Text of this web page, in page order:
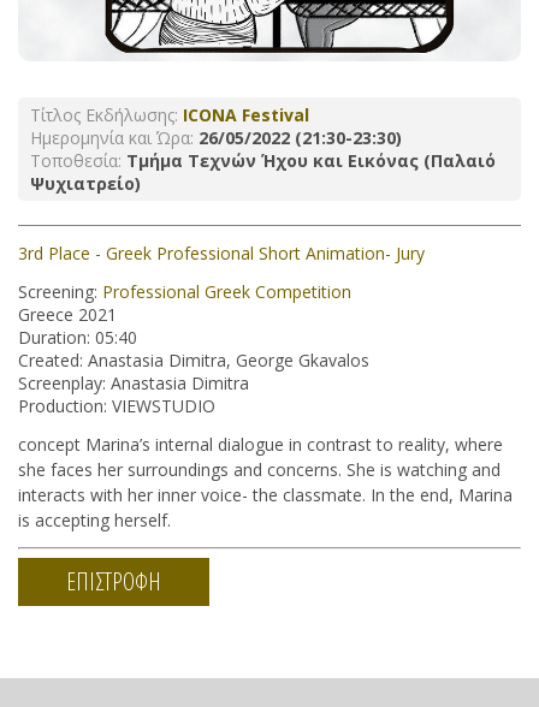
Τίτλος Εκδήλωσης: ICONA Festival
Ημερομηνία και Ώρα: 26/05/2022 (21:30-23:30)
Τοποθεσία: Τμήμα Τεχνών Ήχου και Εικόνας (Παλαιό
Ψυχιατρείο)
3rd Place - Greek Professional Short Animation- Jury
Screening: Professional Greek Competition
Greece 2021
Duration: 05:40
Created: Anastasia Dimitra, George Gkavalos
Screenplay: Anastasia Dimitra
Production: VIEWSTUDIO
concept Marina’s internal dialogue in contrast to reality, where
she faces her surroundings and concerns. She is watching and
interacts with her inner voice- the classmate. In the end, Marina
is accepting herself.
ΕΠΙΣΤΡΟΦΗ